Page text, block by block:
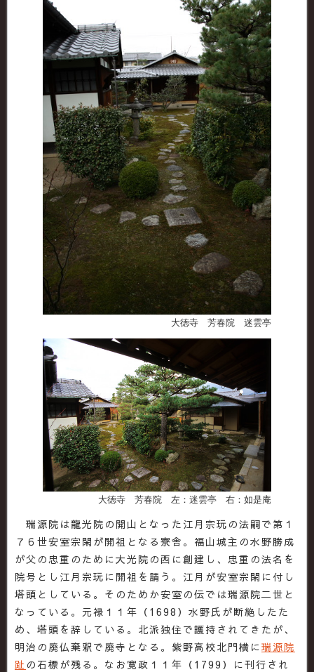
大徳寺 芳春院 迷雲亭
大徳寺 芳春院 左：迷雲亭 右：如是庵
瑞源院は龍光院の開山となった江月宗玩の法嗣で第１
７６世安室宗閑が開祖となる寮舎。福山城主の水野勝成
が父の忠重のために大光院の西に創建し、忠重の法名を
院号とし江月宗玩に開祖を請う。江月が安室宗閑に付し
塔頭としている。そのためか安室の伝では瑞源院二世と
なっている。元禄１１年（1698）水野氏が断絶したた
め、塔頭を辞している。北派独住で護持されてきたが、
明治の廃仏棄釈で廃寺となる。紫野高校北門横に瑞源院
趾 の石標が残る。なお寛政１１年（1799）に刊行され